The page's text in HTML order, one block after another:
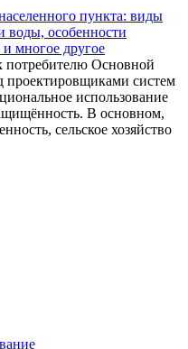
пункта: виды
воды, особенности
многое другое
потребителю Основной
проектировщиками систем
использование
В основном,
сельское хозяйство